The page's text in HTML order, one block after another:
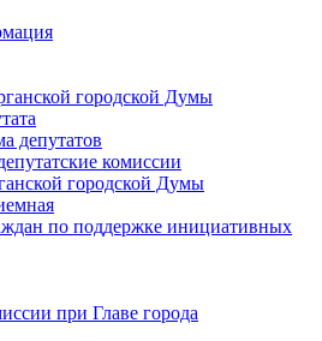
городской Думы
депутатов
комиссии
городской Думы
по поддержке инициативных
при Главе города